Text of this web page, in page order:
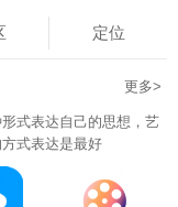
定位
更多>
式表达自己的思想，艺
式表达是最好